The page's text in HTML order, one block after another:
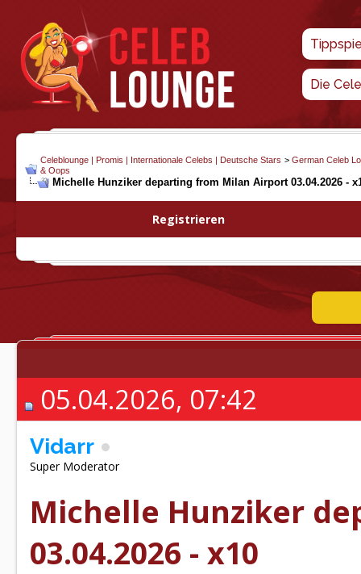
Die
Celeblounge | Promis | Internationale Celebs | Deutsche Stars > German Celeb
& Oops
Michelle Hunziker departing from Milan Airport 03.04.2026 -
Registrieren
05.04.2026, 07:42
Vidarr
Super Moderator
Michelle Hunziker
03.04.2026 - x10